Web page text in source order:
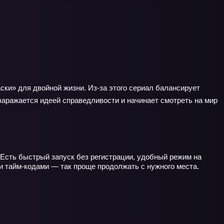
для двойной жизни. Из‑за этого сериал балансирует
идеей справедливости и начинает смотреть на мир
быстрый запуск без регистрации, удобный режим на
тайм‑кодами — так проще продолжать с нужного места.